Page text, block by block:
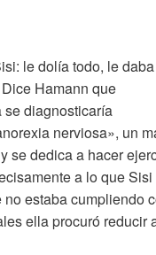
le dolía todo, le
Hamann que
se diagnosticaría
nerviosa», un
se dedica a hacer
a lo que Sisi
estaba cumpliendo
ella procuró reducir